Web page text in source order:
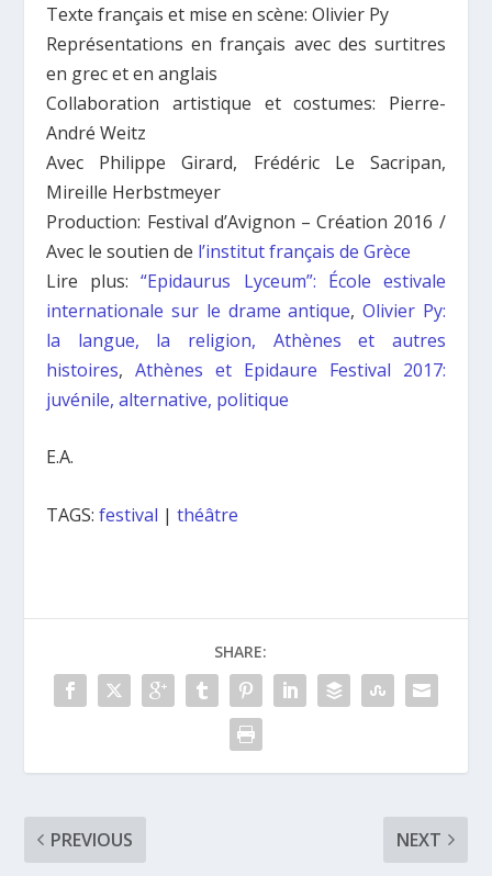
Texte français et mise en scène: Olivier Py
Représentations en français avec des surtitres
en grec et en anglais
Collaboration artistique et costumes: Pierre-
André Weitz
Avec Philippe Girard, Frédéric Le Sacripan,
Mireille Herbstmeyer
Production: Festival d’Avignon – Création 2016 /
Avec le soutien de l’institut français de Grèce
Lire plus:“Epidaurus Lyceum”: École estivale
internationale sur le drame antique, Olivier Py:
la langue, la religion, Athènes et autres
histoires,Athènes et Epidaure Festival 2017:
juvénile, alternative, politique
E.A.
TAGS:festival |théâtre
SHARE:
PREVIOUS NEXT